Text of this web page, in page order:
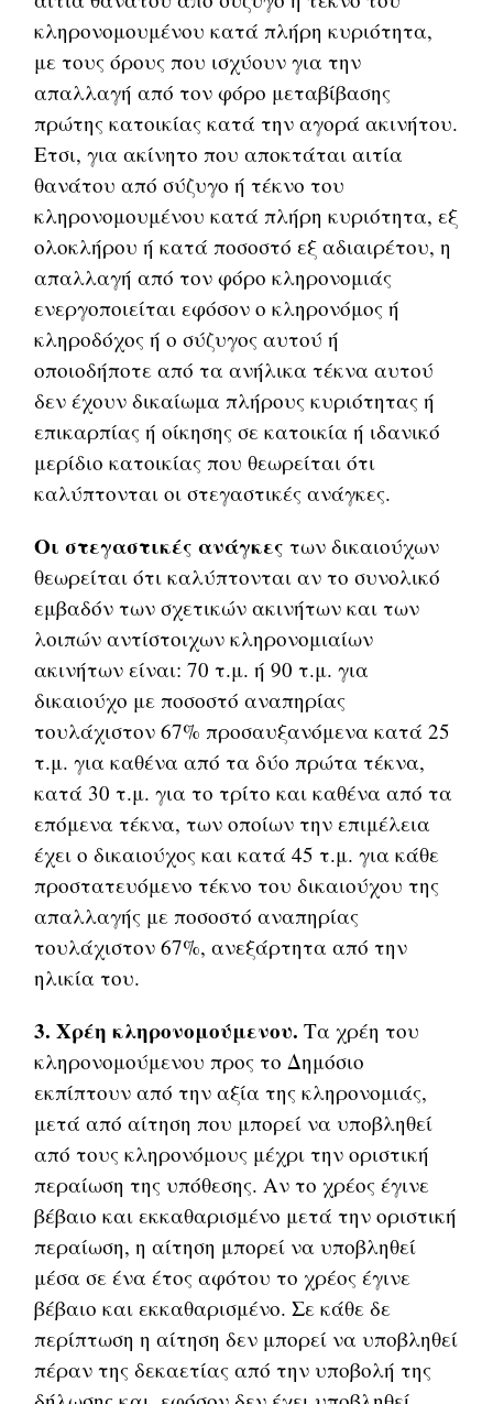
κληρονομουμένου κατά πλήρη κυριότητα,
με τους όρους που ισχύουν για την
απαλλαγή από τον φόρο μεταβίβασης
πρώτης κατοικίας κατά την αγορά ακινήτου.
Ετσι, για ακίνητο που αποκτάται αιτία
θανάτου από σύζυγο ή τέκνο του
κληρονομουμένου κατά πλήρη κυριότητα, εξ
ολοκλήρου ή κατά ποσοστό εξ αδιαιρέτου, η
απαλλαγή από τον φόρο κληρονομιάς
ενεργοποιείται εφόσον ο κληρονόμος ή
κληροδόχος ή ο σύζυγος αυτού ή
οποιοδήποτε από τα ανήλικα τέκνα αυτού
δεν έχουν δικαίωμα πλήρους κυριότητας ή
επικαρπίας ή οίκησης σε κατοικία ή ιδανικό
μερίδιο κατοικίας που θεωρείται ότι
καλύπτονται οι στεγαστικές ανάγκες.
Οι στεγαστικές ανάγκες των δικαιούχων
θεωρείται ότι καλύπτονται αν το συνολικό
εμβαδόν των σχετικών ακινήτων και των
λοιπών αντίστοιχων κληρονομιαίων
ακινήτων είναι: 70 τ.μ. ή 90 τ.μ. για
δικαιούχο με ποσοστό αναπηρίας
τουλάχιστον 67% προσαυξανόμενα κατά 25
τ.μ. για καθένα από τα δύο πρώτα τέκνα,
κατά 30 τ.μ. για το τρίτο και καθένα από τα
επόμενα τέκνα, των οποίων την επιμέλεια
έχει ο δικαιούχος και κατά 45 τ.μ. για κάθε
προστατευόμενο τέκνο του δικαιούχου της
απαλλαγής με ποσοστό αναπηρίας
τουλάχιστον 67%, ανεξάρτητα από την
ηλικία του.
3. Χρέη κληρονομούμενου. Τα χρέη του
κληρονομούμενου προς το Δημόσιο
εκπίπτουν από την αξία της κληρονομιάς,
μετά από αίτηση που μπορεί να υποβληθεί
από τους κληρονόμους μέχρι την οριστική
περαίωση της υπόθεσης. Αν το χρέος έγινε
βέβαιο και εκκαθαρισμένο μετά την οριστική
περαίωση, η αίτηση μπορεί να υποβληθεί
μέσα σε ένα έτος αφότου το χρέος έγινε
βέβαιο και εκκαθαρισμένο. Σε κάθε δε
περίπτωση η αίτηση δεν μπορεί να υποβληθεί
πέραν της δεκαετίας από την υποβολή της